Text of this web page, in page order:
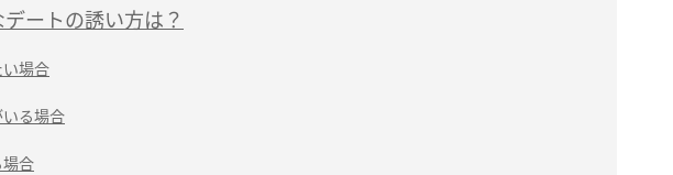
ートの誘い方は？
場合
る場合
合